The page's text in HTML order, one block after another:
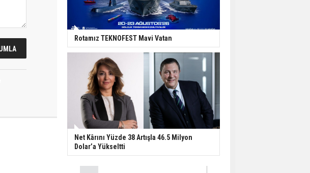
Rotamız TEKNOFEST Mavi Vatan
Net Kârını Yüzde 38 Artışla 46.5 Milyon
Dolar’a Yükseltti